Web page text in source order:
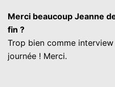
Merci beaucoup Jeanne
fin ?
Trop bien comme
journée ! Merci.